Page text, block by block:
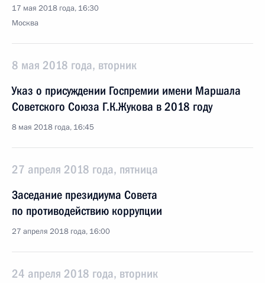
17 мая 2018 года, 16:30
Москва
8 мая 2018 года, вторник
Указ о присуждении Госпремии имени Маршала
Советского Союза Г.К.Жукова в 2018 году
8 мая 2018 года, 16:45
27 апреля 2018 года, пятница
Заседание президиума Совета
по противодействию коррупции
27 апреля 2018 года, 16:00
24 апреля 2018 года, вторник